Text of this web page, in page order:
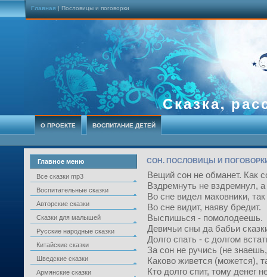
Главная | Пословицы и поговорки
Сказка,
О ПРОЕКТЕ ВОСПИТАНИЕ ДЕТЕЙ
Главное меню
Все сказки mp3
Воспитательные сказки
Авторские сказки
Сказки для малышей
Русские народные сказки
Китайские сказки
Шведские сказки
Армянские сказки
СОН. ПОСЛОВИЦЫ И
Вещий сон не обманет. Как
Вздремнуть не вздремнул,
Во сне видел маковники,
Во сне видит, наяву бредит.
Выспишься - помолодеешь.
Девичьи сны да бабьи
Долго спать - с долгом
За сон не ручись (не
Каково живется (можется),
Кто долго спит, тому денег